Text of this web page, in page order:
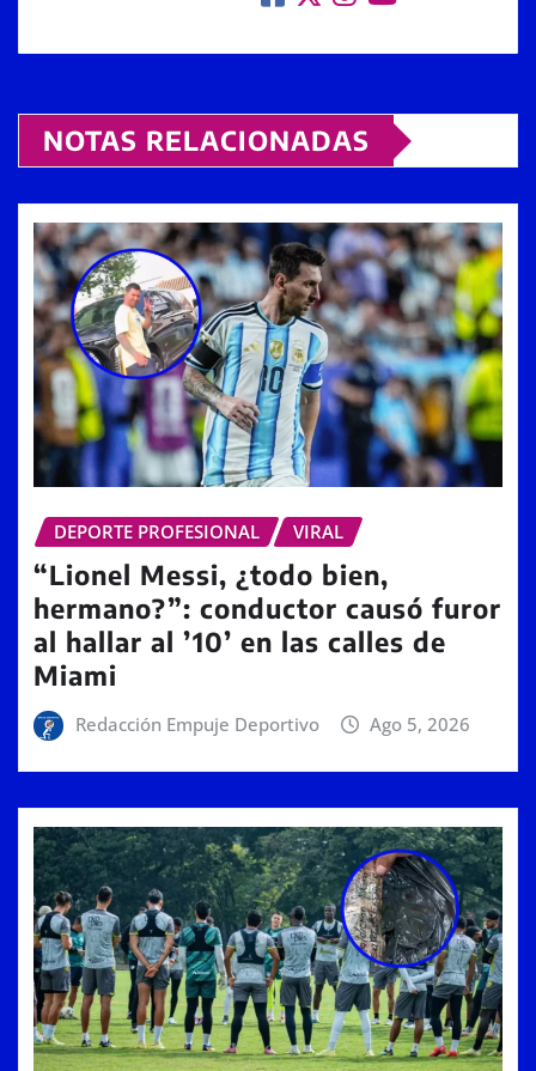
NOTAS RELACIONADAS
DEPORTE PROFESIONAL VIRAL
“Lionel Messi, ¿todo bien,
hermano?”: conductor causó furor
al hallar al ’10’ en las calles de
Miami
Redacción Empuje Deportivo Ago 5, 2026